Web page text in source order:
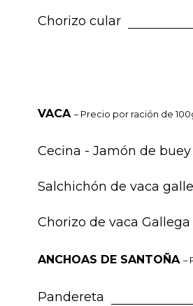
Chorizo cular
VACA – Precio por ración de
Cecina - Jamón de buey
Salchichón de vaca
Chorizo de vaca Gallega
ANCHOAS DE SANTOÑA –
Pandereta